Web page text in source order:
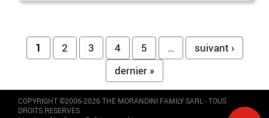
Pages
1 2 3 4 5 …
suivant ›
dernier »
COPYRIGHT ©2006-2026 THE MORANDINI FAMILY SARL - TOUS
DROITS RESERVES